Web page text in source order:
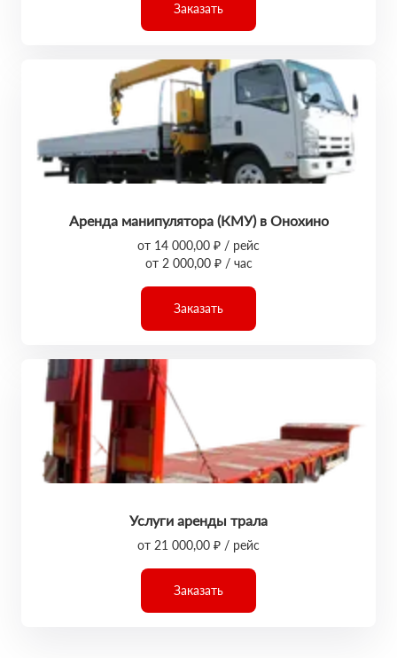
Заказать
Аренда манипулятора (КМУ) в Онохино
от 14 000,00 ₽ / рейс
от 2 000,00 ₽ / час
Заказать
Услуги аренды трала
от 21 000,00 ₽ / рейс
Заказать